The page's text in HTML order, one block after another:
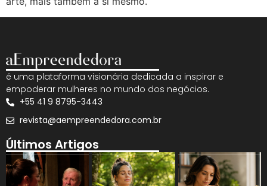
é uma plataforma visionária dedicada a inspirar e
empoderar mulheres no mundo dos negócios.
+55 41 9 8795-3443
revista@aempreendedora.com.br
Últimos Artigos